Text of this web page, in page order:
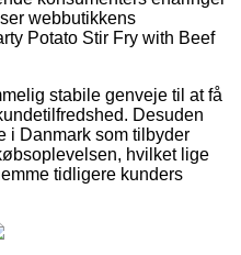
webbutikkens
Potato Stir Fry with Beef
stabile genveje til at få
Desuden
i Danmark som tilbyder
hvilket lige
tidligere kunders